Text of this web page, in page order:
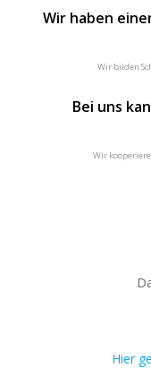
Wir haben
Wir bilden
Bei uns
Wir
Hier